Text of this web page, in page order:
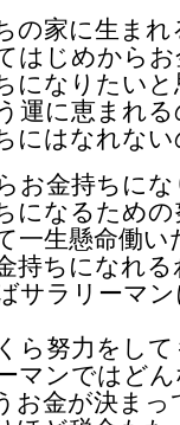
の家に生ま
はじめから
になりたい
運に恵まれ
にはなれな
お金持ちに
になるため
一生懸命働い
持ちになれ
サラリーマ
ら努力をし
マンではど
お金が決まっ